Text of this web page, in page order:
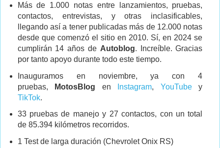
Más de 1.000 notas entre lanzamientos, pruebas,
contactos, entrevistas, y otras inclasificables,
llegando así a tener publicadas más de 12.000 notas
desde que comenzó el sitio en 2010. Sí, en 2024 se
cumplirán 14 años de Autoblog. Increíble. Gracias
por tanto apoyo durante todo este tiempo.
Inauguramos en noviembre, ya con 4
pruebas,
MotosBlog en Instagram, YouTubey
TikTok.
33 pruebas de manejo y 27 contactos, con un total
de 85.394 kilómetros recorridos.
1 Test de larga duración (Chevrolet Onix RS)